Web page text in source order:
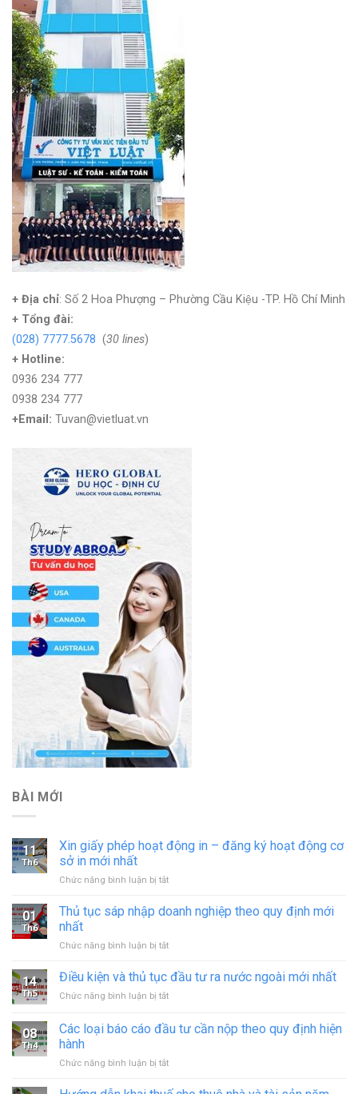
+ Địa chỉ: Số 2 Hoa Phượng – Phường Cầu Kiệu -TP. Hồ Chí Minh
+ Tổng đài:
(028) 7777.5678 (30 lines)
+ Hotline:
0936 234 777
0938 234 777
+Email: Tuvan@vietluat.vn
BÀI MỚI
11
Th6
Xin giấy phép hoạt động in – đăng ký hoạt động cơ
sở in mới nhất
Chức năng bình luận bị tắtở
giấy
động
–
ký
động
01
Th6
Thủ tục sáp nhập doanh nghiệp theo quy định mới
nhất
Chức năng bình luận bị tắtở
tục
nhập
nghiệp
định
14
Th5
Điều kiện và thủ tục đầu tư ra nước ngoài mới nhất
Chức năng bình luận bị tắtở
kiện
và
tục
tư
08
Th4
Các loại báo cáo đầu tư cần nộp theo quy định hiện
hành
Chức năng bình luận bị tắtở
loại